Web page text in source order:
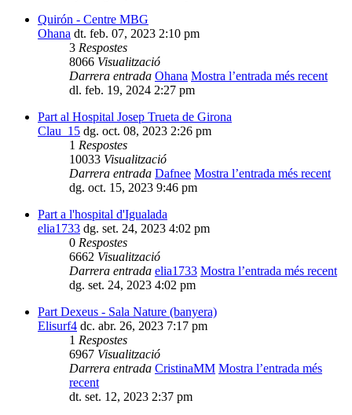
Quirón - Centre MBG
Ohana dt. feb. 07, 2023 2:10 pm
3 Respostes
8066 Visualització
Darrera entrada Ohana Mostra l’entrada més recent
dl. feb. 19, 2024 2:27 pm
Part al Hospital Josep Trueta de Girona
Clau_15 dg. oct. 08, 2023 2:26 pm
1 Respostes
10033 Visualització
Darrera entrada Dafnee Mostra l’entrada més recent
dg. oct. 15, 2023 9:46 pm
Part a l'hospital d'Igualada
elia1733 dg. set. 24, 2023 4:02 pm
0 Respostes
6662 Visualització
Darrera entrada elia1733 Mostra l’entrada més recent
dg. set. 24, 2023 4:02 pm
Part Dexeus - Sala Nature (banyera)
Elisurf4 dc. abr. 26, 2023 7:17 pm
1 Respostes
6967 Visualització
Darrera entrada CristinaMM Mostra l’entrada més
recent
dt. set. 12, 2023 2:37 pm